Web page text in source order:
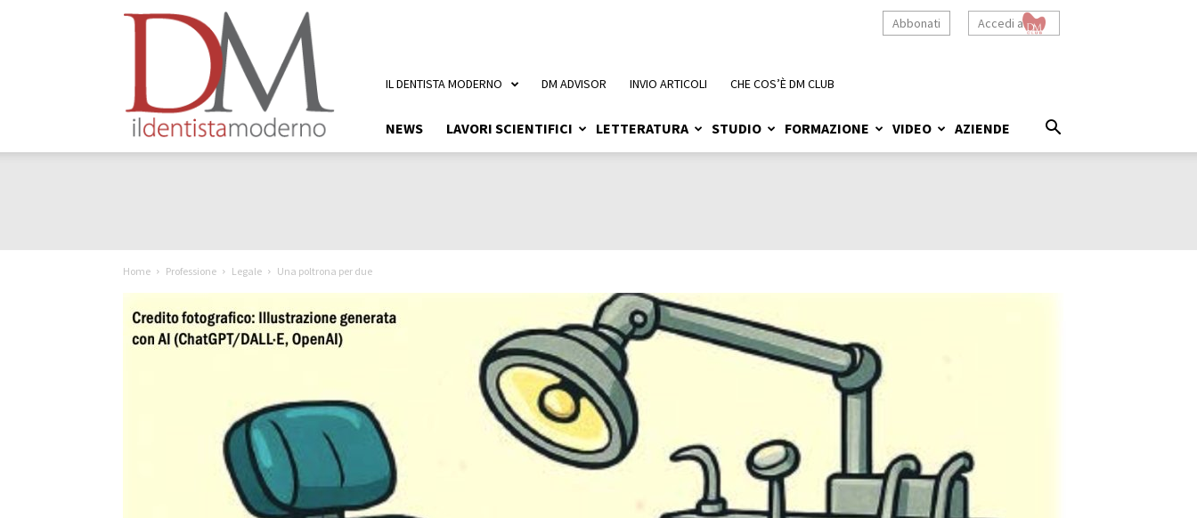
Accedi a
Abbonati
NEWS LAVORI SCIENTIFICI LETTERATURA STUDIO FORMAZIONE VIDEO AZIENDE
IL DENTISTA MODERNO DM ADVISOR INVIO ARTICOLI CHE COS’È DM CLUB
Home Professione Legale Una poltrona per due